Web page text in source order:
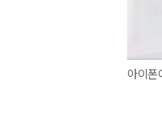
아이